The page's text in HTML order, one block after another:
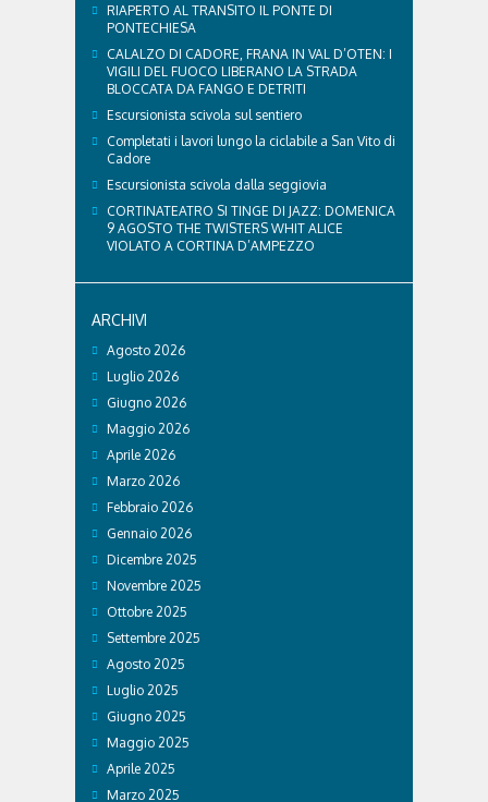
RIAPERTO AL TRANSITO IL PONTE DI
PONTECHIESA
CALALZO DI CADORE, FRANA IN VAL D’OTEN: I
VIGILI DEL FUOCO LIBERANO LA STRADA
BLOCCATA DA FANGO E DETRITI
Escursionista scivola sul sentiero
Completati i lavori lungo la ciclabile a San Vito di
Cadore
Escursionista scivola dalla seggiovia
CORTINATEATRO SI TINGE DI JAZZ: DOMENICA
9 AGOSTO THE TWISTERS WHIT ALICE
VIOLATO A CORTINA D’AMPEZZO
ARCHIVI
Agosto 2026
Luglio 2026
Giugno 2026
Maggio 2026
Aprile 2026
Marzo 2026
Febbraio 2026
Gennaio 2026
Dicembre 2025
Novembre 2025
Ottobre 2025
Settembre 2025
Agosto 2025
Luglio 2025
Giugno 2025
Maggio 2025
Aprile 2025
Marzo 2025